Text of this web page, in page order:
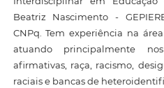
Beatriz Nascimento -
CNPq. Tem experiência na
atuando principalmente
afirmativas, raça, racismo,
raciais e bancas de